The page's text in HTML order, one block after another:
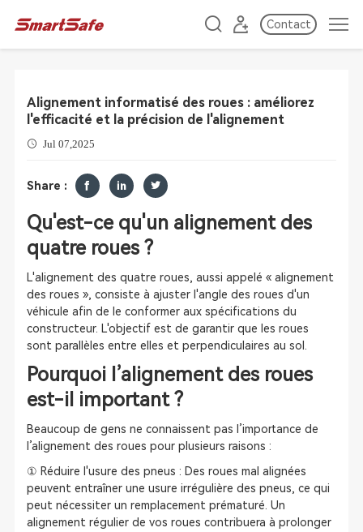
Contact
Alignement informatisé des roues : améliorez
l'efficacité et la précision de l'alignement
Jul 07,2025
Share :
Qu'est-ce qu'un alignement des
quatre roues ?
L'alignement des quatre roues, aussi appelé « alignement
des roues », consiste à ajuster l'angle des roues d'un
véhicule afin de le conformer aux spécifications du
constructeur. L'objectif est de garantir que les roues
sont parallèles entre elles et perpendiculaires au sol.
Pourquoi l’alignement des roues
est-il important ?
Beaucoup de gens ne connaissent pas l’importance de
l’alignement des roues pour plusieurs raisons :
① Réduire l'usure des pneus : Des roues mal alignées
peuvent entraîner une usure irrégulière des pneus, ce qui
peut nécessiter un remplacement prématuré. Un
alignement régulier de vos roues contribuera à prolonger